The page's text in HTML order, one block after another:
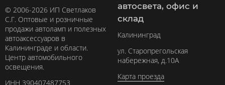
© 2006-2026 ИП Светлаков
С.Г. Оптовые и розничные
продажи автоламп и полезных
автоаксессуаров в
Калининграде и области.
Центр автомобильного
освещения.
ИНН 390407487753
автосвета, офис и
склад
Калининград
ул. Старопрегольская
набережная, д.10А
Карта проезда